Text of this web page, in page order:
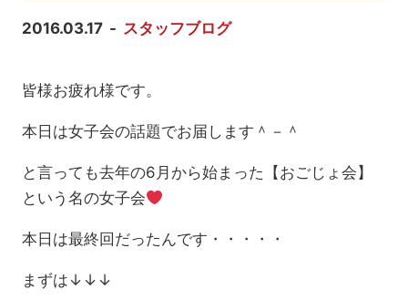
2016.03.17 スタッフブログ
皆様お疲れ様です。
本日は女子会の話題でお届します＾－＾
と言っても去年の6月から始まった【おごじょ会】
という名の女子会
本日は最終回だったんです・・・・・
まずは↓↓↓